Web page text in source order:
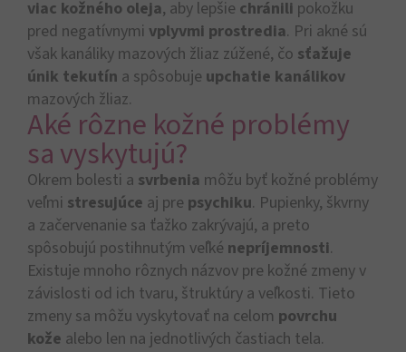
viac kožného oleja, aby lepšie chránili pokožku
pred negatívnymi vplyvmi prostredia. Pri akné sú
však kanáliky mazových žliaz zúžené, čo sťažuje
únik tekutín a spôsobuje upchatie kanálikov
mazových žliaz.
Aké rôzne kožné problémy
sa vyskytujú?
Okrem bolesti a svrbenia môžu byť kožné problémy
veľmi stresujúce aj pre psychiku. Pupienky, škvrny
a začervenanie sa ťažko zakrývajú, a preto
spôsobujú postihnutým veľké nepríjemnosti.
Existuje mnoho rôznych názvov pre kožné zmeny v
závislosti od ich tvaru, štruktúry a veľkosti. Tieto
zmeny sa môžu vyskytovať na celom povrchu
kože alebo len na jednotlivých častiach tela.